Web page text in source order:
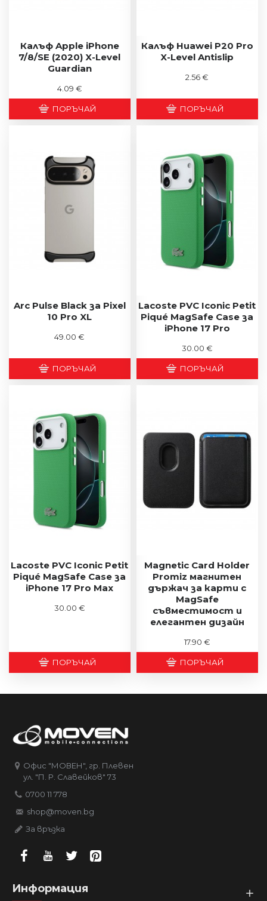
Калъф Apple iPhone
7/8/SE (2020) X-Level
Guardian
4.09 €
ПОРЪЧАЙ
Калъф Huawei P20 Pro
X-Level Antislip
2.56 €
ПОРЪЧАЙ
Arc Pulse Black за Pixel
10 Pro XL
49.00 €
ПОРЪЧАЙ
Lacoste PVC Iconic Petit
Piqué MagSafe Case за
iPhone 17 Pro
30.00 €
ПОРЪЧАЙ
Lacoste PVC Iconic Petit
Piqué MagSafe Case за
iPhone 17 Pro Max
30.00 €
ПОРЪЧАЙ
Magnetic Card Holder
Promiz магнитен
държач за карти с
MagSafe
съвместимост и
елегантен дизайн
17.90 €
ПОРЪЧАЙ
Офис "МОВЕН", гр. Плевен
ул. "П. Р. Славейков" 73
0700 11 778
shop@moven.bg
За връзка
Информация